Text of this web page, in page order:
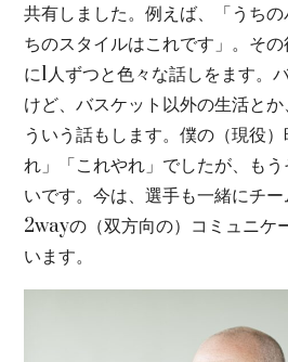
共有しました。例えば、「うち
ちのスタイルはこれです」。そ
に1人ずつと色々な話しをます。
けど、バスケット以外の生活と
ういう話もします。僕の（現役
れ」「これやれ」でしたが、も
いです。今は、選手も一緒にチー
2wayの（双方向の）コミュニケ
います。